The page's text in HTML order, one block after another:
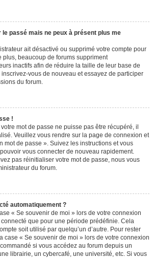
le passé mais ne peux à présent plus me
ait désactivé ou supprimé votre compte pour
beaucoup de forums suppriment
inactifs afin de réduire la taille de leur base de
vous de nouveau et essayez de participer
du forum.
!
mot de passe ne puisse pas être récupéré, il
Veuillez vous rendre sur la page de connexion et
mot de passe ». Suivez les instructions et vous
vous connecter de nouveau rapidement.
pas réinitialiser votre mot de passe, nous vous
du forum.
automatiquement ?
« Se souvenir de moi » lors de votre connexion
que pour une période prédéfinie. Cela
soit utilisé par quelqu’un d’autre. Pour rester
case « Se souvenir de moi » lors de votre connexion
si vous accédez au forum depuis un
librairie, un cybercafé, une université, etc. Si vous